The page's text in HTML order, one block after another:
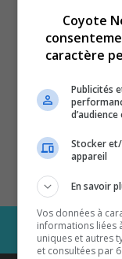
Coyote
caractère
Publicités
Stocker
appareil
En savoir
Vos données à
informations liées
uniques et autres
et consultées par